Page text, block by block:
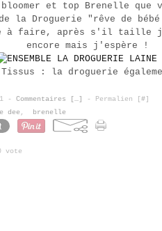
et top Brenelle que
la Droguerie "rêve de
à faire, après s'il taille
encore mais j'espère !
Tissus : la droguerie
- Commentaires […] - Permalien [#]
dee , brenelle
vote